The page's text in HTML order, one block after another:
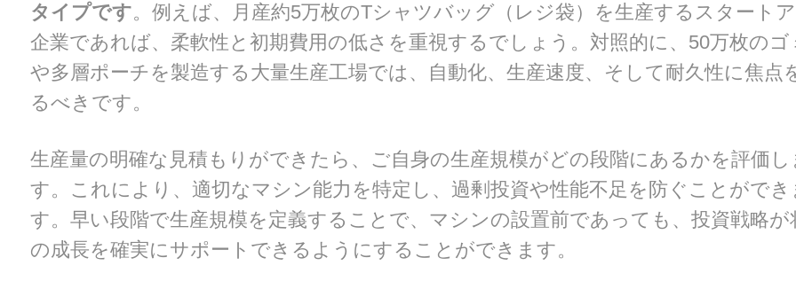
タイプです。例えば、月産約5万枚のTシャツバッグ（レジ袋）を生産するスタート
企業であれば、柔軟性と初期費用の低さを重視するでしょう。対照的に、50万枚のゴ
や多層ポーチを製造する大量生産工場では、自動化、生産速度、そして耐久性に焦点
るべきです。
生産量の明確な見積もりができたら、ご自身の生産規模がどの段階にあるかを評価し
す。これにより、適切なマシン能力を特定し、過剰投資や性能不足を防ぐことができ
す。早い段階で生産規模を定義することで、マシンの設置前であっても、投資戦略が
の成長を確実にサポートできるようにすることができます。